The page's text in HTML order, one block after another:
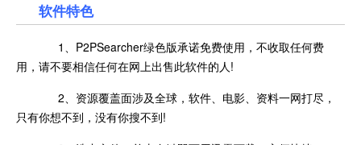
软件特色
1、P2PSearcher绿色版承诺免费使用，不收取任何费
用，请不要相信任何在网上出售此软件的人!
2、资源覆盖面涉及全球，软件、电影、资料一网打尽，
只有你想不到，没有你搜不到!